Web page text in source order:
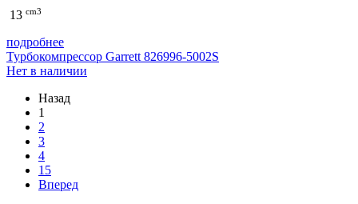
13 cm3
подробнее
Турбокомпрессор Garrett 826996-5002S
Нет в наличии
Назад
1
2
3
4
15
Вперед